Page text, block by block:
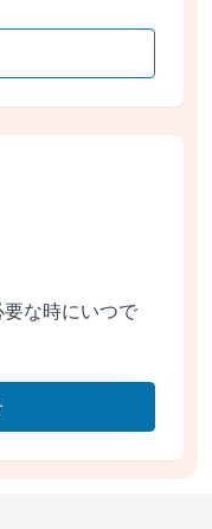
な時にいつで